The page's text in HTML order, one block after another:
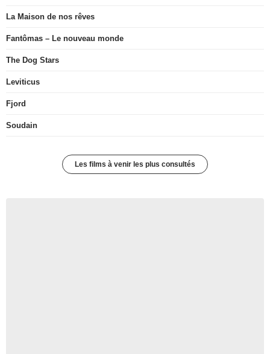
La Maison de nos rêves
Fantômas – Le nouveau monde
The Dog Stars
Leviticus
Fjord
Soudain
Les films à venir les plus consultés